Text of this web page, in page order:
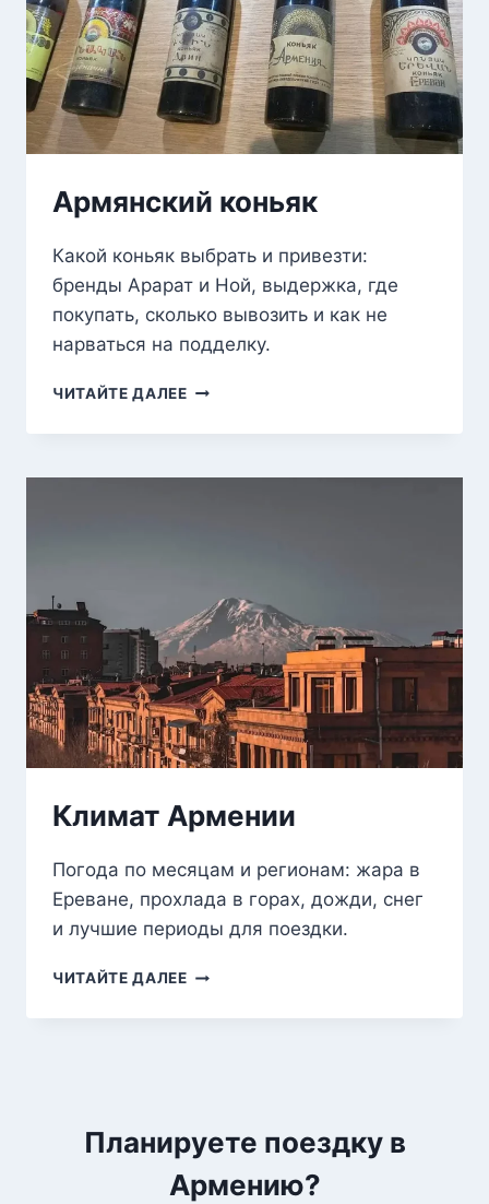
Армянский коньяк
Какой коньяк выбрать и привезти:
бренды Арарат и Ной, выдержка, где
покупать, сколько вывозить и как не
нарваться на подделку.
ЧИТАЙТЕ ДАЛЕЕАРМЯНСКИЙ
Климат Армении
Погода по месяцам и регионам: жара в
Ереване, прохлада в горах, дожди, снег
и лучшие периоды для поездки.
ЧИТАЙТЕ ДАЛЕЕКЛИМАТ
Планируете поездку в
Армению?